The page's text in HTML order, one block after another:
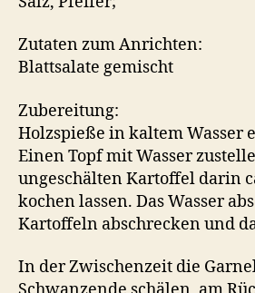
Zutaten zum Anrichten:
Blattsalate gemischt
Zubereitung:
Holzspieße in kaltem Wasser
Einen Topf mit Wasser
ungeschälten Kartoffel darin
kochen lassen. Das Wasser
Kartoffeln abschrecken und
In der Zwischenzeit die